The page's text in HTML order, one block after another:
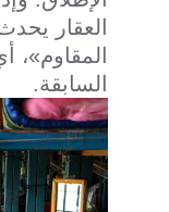
العقار
المقاوم»،
السابقة.